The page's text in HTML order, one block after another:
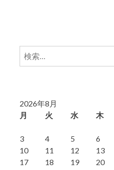
検
2026年8月
月
火 水 木
3
4 5 6
10
11 12 13
17
18 19 20